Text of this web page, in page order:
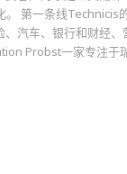
第一条线
汽车、银行和财经
Probst一家专注于